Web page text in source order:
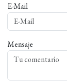
E-Mail
Mensaje